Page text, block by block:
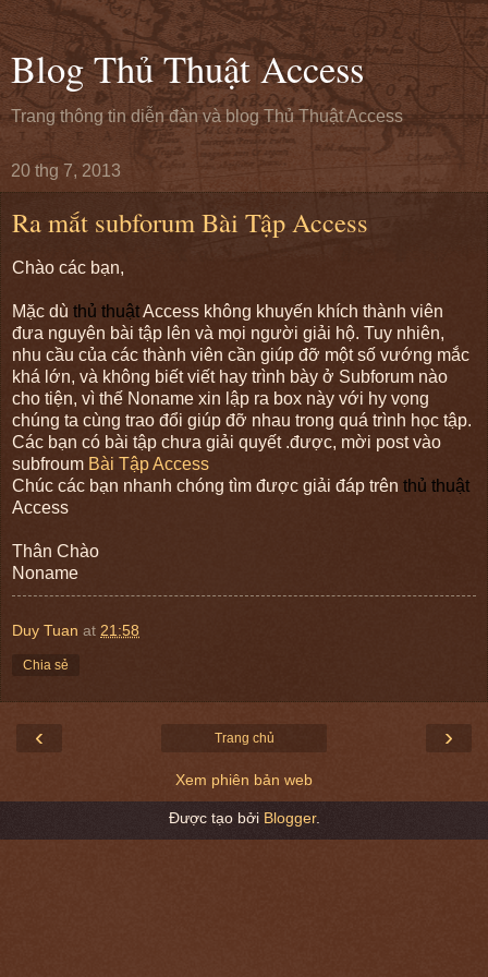
Blog Thủ Thuật Access
Trang thông tin diễn đàn và blog Thủ Thuật Access
20 thg 7, 2013
Ra mắt subforum Bài Tập Access
Chào các bạn,
Mặc dù thủ thuậtAccess không khuyến khích thành viên
đưa nguyên bài tập lên và mọi người giải hộ. Tuy nhiên,
nhu cầu của các thành viên cần giúp đỡ một số vướng mắc
khá lớn, và không biết viết hay trình bày ở Subforum nào
cho tiện, vì thế Noname xin lập ra box này với hy vọng
chúng ta cùng trao đổi giúp đỡ nhau trong quá trình học tập.
Các bạn có bài tập chưa giải quyết .được, mời post vào
subfroum Bài Tập Access
Chúc các bạn nhanh chóng tìm được giải đáp trên thủ thuật
Access
Thân Chào
Noname
Duy Tuan at 21:58
Chia sẻ
‹ ›
Trang chủ
Xem phiên bản web
Được tạo bởi Blogger.